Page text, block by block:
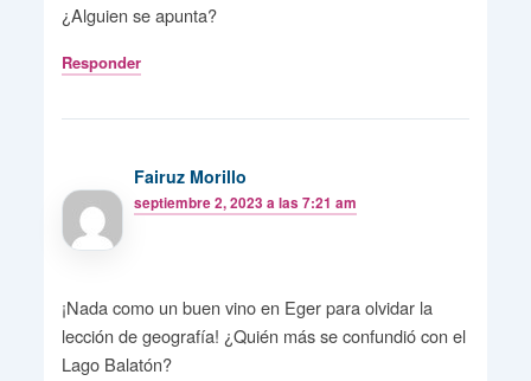
¿Alguien se apunta?
Responder
Fairuz Morillo
septiembre 2, 2023 a las 7:21 am
¡Nada como un buen vino en Eger para olvidar la
lección de geografía! ¿Quién más se confundió con el
Lago Balatón?